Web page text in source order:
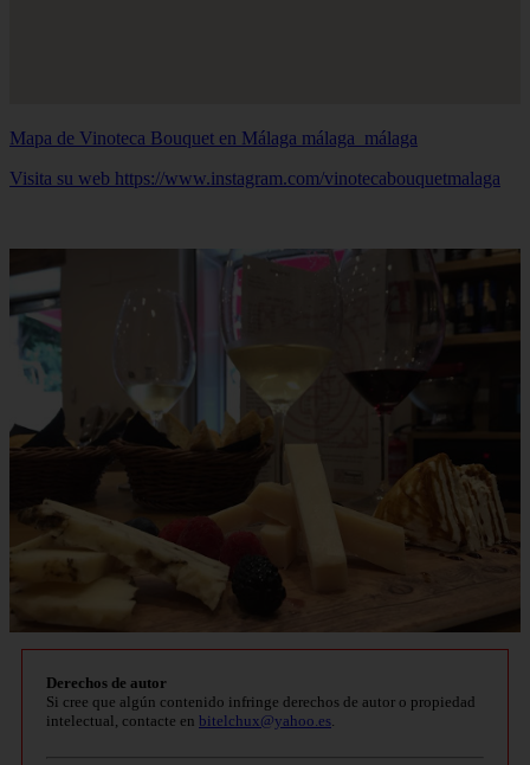
Mapa de Vinoteca Bouquet en Málaga málaga_málaga
Visita su web https://www.instagram.com/vinotecabouquetmalaga
Derechos de autor
Si cree que algún contenido infringe derechos de autor o propiedad
intelectual, contacte en bitelchux@yahoo.es